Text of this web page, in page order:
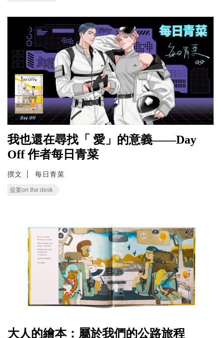
我也還在尋找「 愛」的意義——Day
Off 作者每日青菜
撰文 每日青菜
提案on the desk
大人的繪本：屬於我們的公路旅程